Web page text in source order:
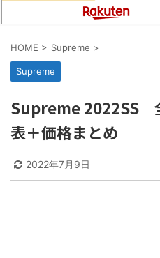
HOME > Supreme >
Supreme
Supreme 2022SS｜
表＋価格まとめ
2022年7月9日